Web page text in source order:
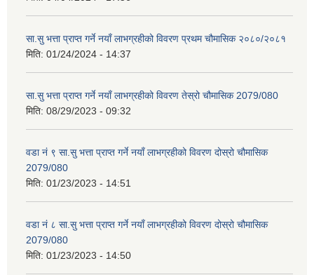
सा.सु भत्ता प्राप्त गर्ने नयाँ लाभग्रहीको विवरण प्रथम चौमासिक २०८०/२०८१
मिति: 01/24/2024 - 14:37
सा.सु भत्ता प्राप्त गर्ने नयाँ लाभग्रहीको विवरण तेस्रो चौमासिक 2079/080
मिति: 08/29/2023 - 09:32
वडा नं ९ सा.सु भत्ता प्राप्त गर्ने नयाँ लाभग्रहीको विवरण दोस्रो चौमासिक
2079/080
मिति: 01/23/2023 - 14:51
वडा नं ८ सा.सु भत्ता प्राप्त गर्ने नयाँ लाभग्रहीको विवरण दोस्रो चौमासिक
2079/080
मिति: 01/23/2023 - 14:50